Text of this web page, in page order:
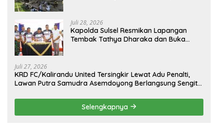
Juli 28, 2026
Kapolda Sulsel Resmikan Lapangan
Tembak Tathya Dharaka dan Buka
Juli 27, 2026
KRD FC/Kalirandu United Tersingkir Lewat Adu Penalti,
Lawan Putra Samudra Asemdoyong Berlangsung Sengit
Selengkapnya